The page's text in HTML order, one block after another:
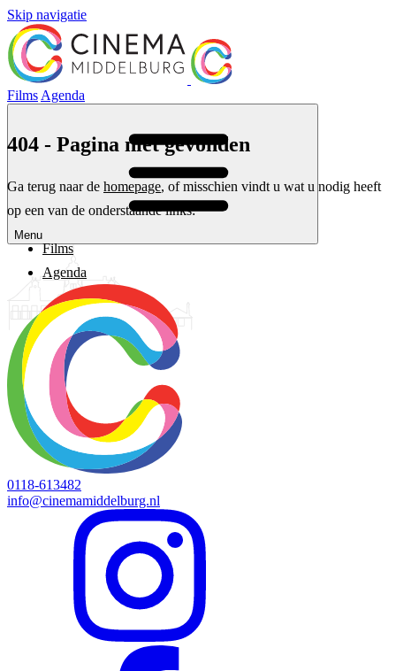
Skip navigatie
Films Agenda
Menu
404 - Pagina niet gevonden
Ga terug naar de homepage, of misschien vindt u wat u nodig heeft
op een van de onderstaande links:
Films
Agenda
0118-613482
info@cinemamiddelburg.nl